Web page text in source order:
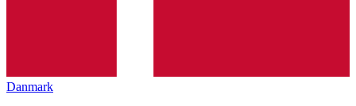
Danmark